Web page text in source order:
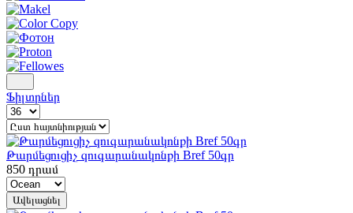
Ֆիլտրներ
Թարմեցուցիչ զուգարանակոնքի Bref 50գր
850 դրամ
Ավելացնել